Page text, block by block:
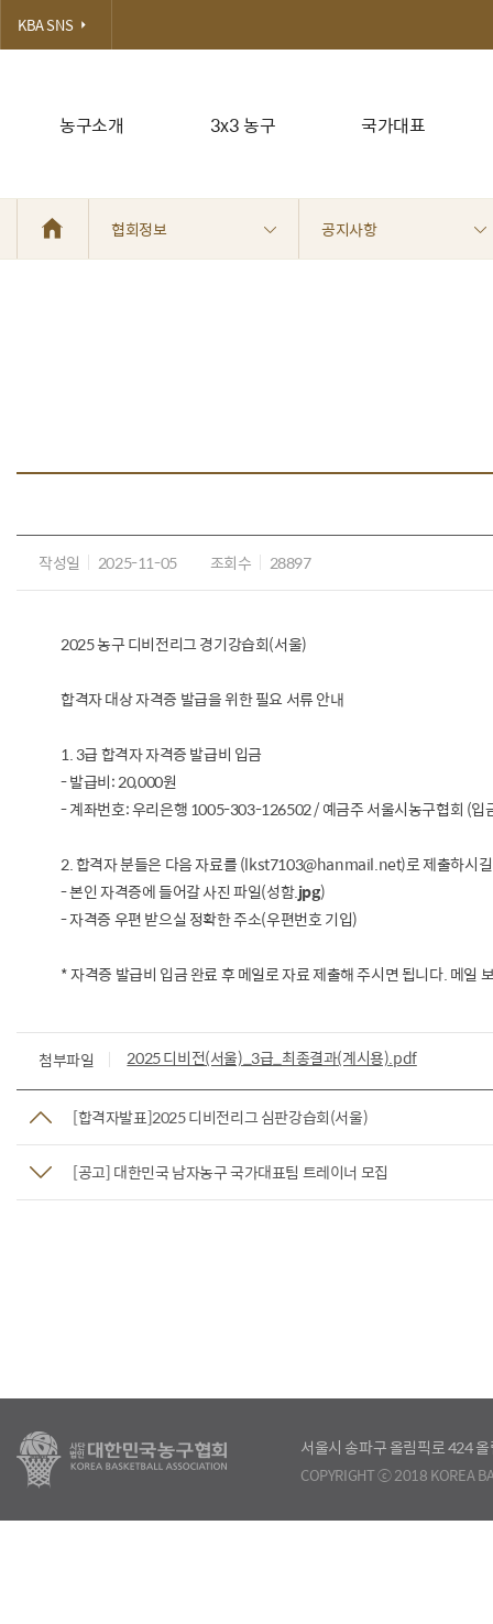
농구소개 3x3 농구 국가대표
KBA SNS
협회정보 공지사항
작성일 2025-11-05 조회수 28897
2025 농구 디비전리그 경기강습회(서울)
합격자 대상 자격증 발급을 위한 필요 서류 안내
1. 3급 합격자 자격증 발급비 입금
- 발급비: 20,000원
- 계좌번호: 우리은행 1005-303-126502 / 예금주 서울시농구협회 (
2. 합격자 분들은 다음 자료를 (lkst7103@hanmail.net)로 제출하시
- 본인 자격증에 들어갈 사진 파일(성함.jpg)
- 자격증 우편 받으실 정확한 주소(우편번호 기입)
* 자격증 발급비 입금 완료 후 메일로 자료 제출해 주시면 됩니다. 메일
첨부파일 2025 디비전(서울)_3급_최종결과(계시용).pdf
[합격자발표]2025 디비전리그 심판강습회(서울)
[공고] 대한민국 남자농구 국가대표팀 트레이너 모집
서울시 송파구 올림픽로 424
COPYRIGHT ⓒ 2018 KOREA